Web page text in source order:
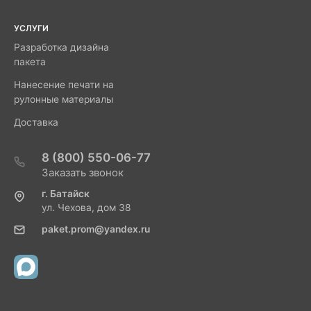
УСЛУГИ
Разработка дизайна
пакета
Нанесение печати на
рулонные материалы
Доставка
8 (800) 550-06-77
Заказать звонок
г. Батайск
ул. Чехова, дом 38
paket.prom@yandex.ru